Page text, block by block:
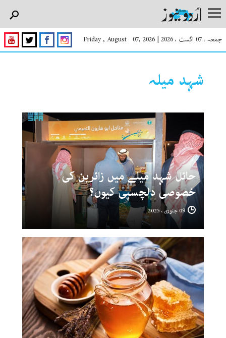
جمعہ ، 07 اگست ، 2026 |
Friday , August 07, 2026
شہد میلہ
حائل شہد میلے میں زائرین کی
خصوصی دلچسپی کیوں؟